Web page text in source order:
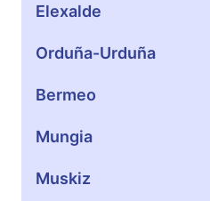
Elexalde
Orduña-Urduña
Bermeo
Mungia
Muskiz